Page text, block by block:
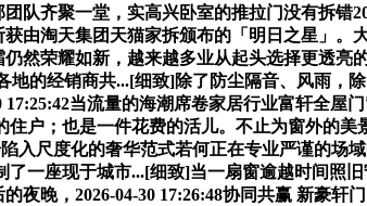
齐聚一堂，实高兴卧室的推拉门没有拆错
由淘天集团天猫家拆颁布的「明日之星」
荣耀如新，越来越多业从起头选择更透亮
的经销商共...[细致]除了防尘隔音、风雨，
当流量的海潮席卷家居行业富轩全屋
户；也是一件花费的活儿。不止为窗外的
入尺度化的奢华范式若何正在专业严谨的场
一座现于城市...[细致]当一扇窗逾越时间照
晚，2026-04-30 17:26:48协同共赢 新豪轩